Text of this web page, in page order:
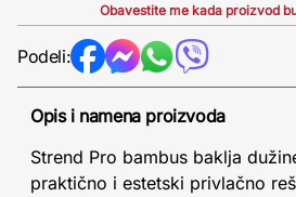
Obavestite me kada proizvod
Podeli:
Opis i namena proizvoda
Strend Pro bambus baklja
praktično i estetski privlačno